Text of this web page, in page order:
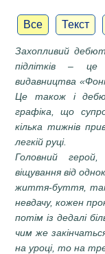
Все Текст
Захопливий
підлітків – це
видавництва
Це також і
графіка, що
кілька тижнів
легкій руці.
Головний
віщування від
життя-буття, такі
невдачу, кожен
потім із дедалі
чим же
на уроці, то на